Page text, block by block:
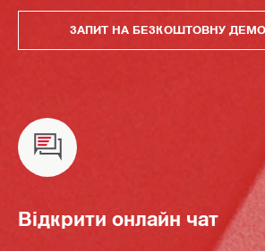
ЗАПИТ НА БЕЗКОШТОВНУ
Відкрити онлайн чат